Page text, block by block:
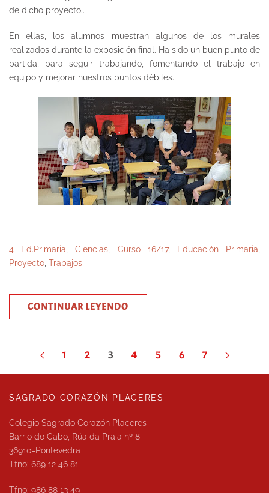
de dicho proyecto..
En ellas, los alumnos muestran algunos de los murales
realizados durante la exposición final. Ha sido un buen punto de
partida, para seguir trabajando, fomentando el trabajo en
equipo y mejorar nuestros puntos débiles.
4 Ed.Primaria ,Ciencias Curso 16/17, Educación Primaria
Proyecto Trabajos
CONTINUAR LEYENDO
1 2 3 4 5 6 7
SAGRADO CORAZÓN PLACERES
Colegio Sagrado Corazón Placeres
Barrio do Cabo, Rúa da Praia nº 8
36910-Pontevedra
Tfno: 689 12 46 81
Tfno: 986 88 13 49